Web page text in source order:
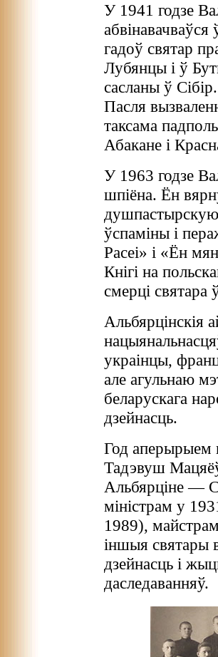
У 1941 годзе
гадоў святар
Лубянцы і ў
сасланы ў
Пасля
таксама
Абакане і
У 1963 годзе
шпіёна. Ён
душпастырскую
ўспаміны і
Расеі» і «Ён
Кнігі на
смерці
Альбярцінскія
украінцы,
але агульнаю
беларускага
дзейнасць.
Год аперырыем
Тадэвуш
Альбярціне —
міністрам у
1989),
іншыя святары
дзейнасць і
даследаванняў.